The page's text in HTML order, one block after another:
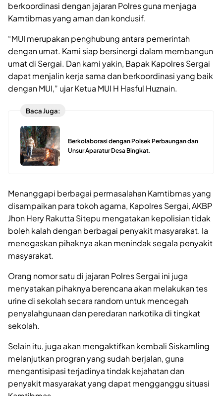
berkoordinasi dengan jajaran Polres guna menjaga
Kamtibmas yang aman dan kondusif.
“MUI merupakan penghubung antara pemerintah
dengan umat. Kami siap bersinergi dalam membangun
umat di Sergai. Dan kami yakin, Bapak Kapolres Sergai
dapat menjalin kerja sama dan berkoordinasi yang baik
dengan MUI,” ujar Ketua MUI H Hasful Huznain.
Baca Juga:
Berkolaborasi dengan Polsek Perbaungan dan
Unsur Aparatur Desa Bingkat.
Menanggapi berbagai permasalahan Kamtibmas yang
disampaikan para tokoh agama, Kapolres Sergai, AKBP
Jhon Hery Rakutta Sitepu mengatakan kepolisian tidak
boleh kalah dengan berbagai penyakit masyarakat. Ia
menegaskan pihaknya akan menindak segala penyakit
masyarakat.
Orang nomor satu di jajaran Polres Sergai ini juga
menyatakan pihaknya berencana akan melakukan tes
urine di sekolah secara random untuk mencegah
penyalahgunaan dan peredaran narkotika di tingkat
sekolah.
Selain itu, juga akan mengaktifkan kembali Siskamling
melanjutkan progran yang sudah berjalan, guna
mengantisipasi terjadinya tindak kejahatan dan
penyakit masyarakat yang dapat mengganggu situasi